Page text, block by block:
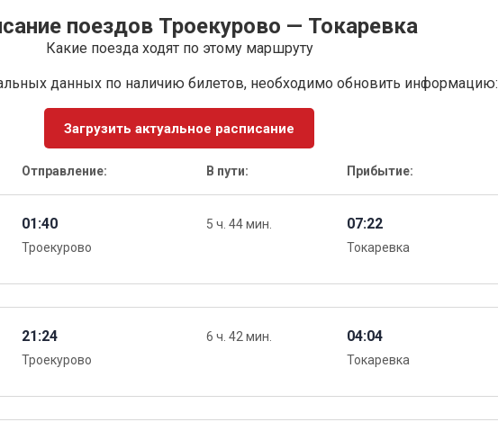
поездов Троекурово — Токаревка
Какие поезда ходят по этому маршруту
данных по наличию билетов, необходимо обновить информацию:
Загрузить актуальное расписание
Отправление: В пути: Прибытие:
01:40
Троекурово
5 ч. 44 мин. 07:22
Токаревка
21:24
Троекурово
6 ч. 42 мин. 04:04
Токаревка